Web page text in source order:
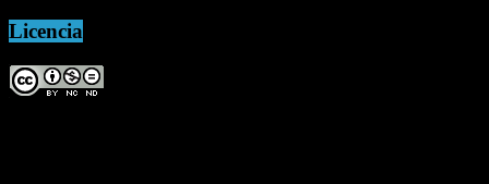
Licencia